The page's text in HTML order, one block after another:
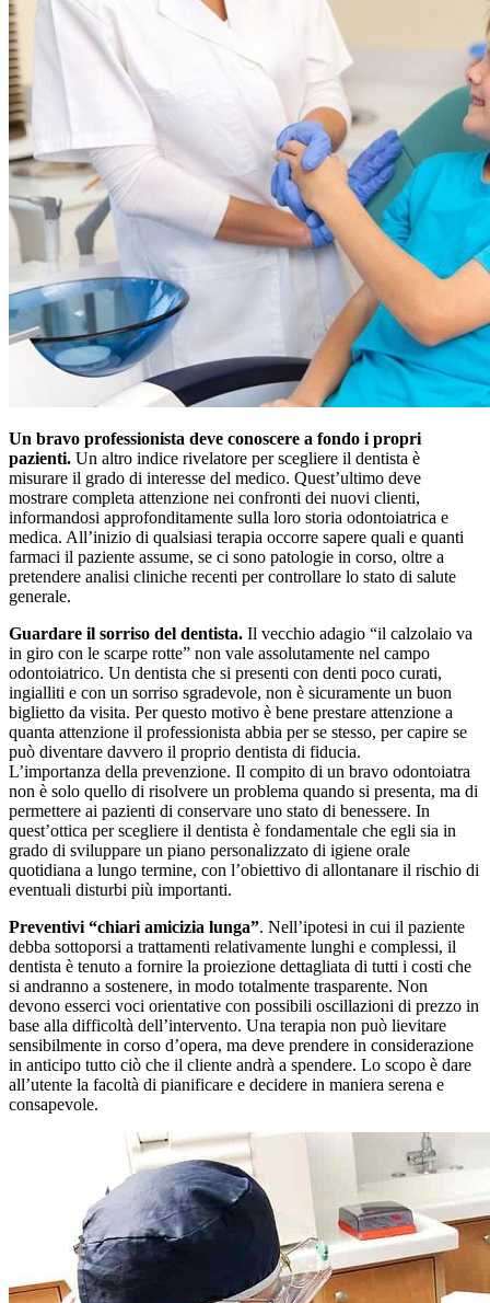
Un bravo professionista deve conoscere a fondo i propri
pazienti. Un altro indice rivelatore per scegliere il dentista è
misurare il grado di interesse del medico. Quest’ultimo deve
mostrare completa attenzione nei confronti dei nuovi clienti,
informandosi approfonditamente sulla loro storia odontoiatrica e
medica. All’inizio di qualsiasi terapia occorre sapere quali e quanti
farmaci il paziente assume, se ci sono patologie in corso, oltre a
pretendere analisi cliniche recenti per controllare lo stato di salute
generale.
Guardare il sorriso del dentista. Il vecchio adagio “il calzolaio va
in giro con le scarpe rotte” non vale assolutamente nel campo
odontoiatrico. Un dentista che si presenti con denti poco curati,
ingialliti e con un sorriso sgradevole, non è sicuramente un buon
biglietto da visita. Per questo motivo è bene prestare attenzione a
quanta attenzione il professionista abbia per se stesso, per capire se
può diventare davvero il proprio dentista di fiducia.
L’importanza della prevenzione. Il compito di un bravo odontoiatra
non è solo quello di risolvere un problema quando si presenta, ma di
permettere ai pazienti di conservare uno stato di benessere. In
quest’ottica per scegliere il dentista è fondamentale che egli sia in
grado di sviluppare un piano personalizzato di igiene orale
quotidiana a lungo termine, con l’obiettivo di allontanare il rischio di
eventuali disturbi più importanti.
Preventivi “chiari amicizia lunga”. Nell’ipotesi in cui il paziente
debba sottoporsi a trattamenti relativamente lunghi e complessi, il
dentista è tenuto a fornire la proiezione dettagliata di tutti i costi che
si andranno a sostenere, in modo totalmente trasparente. Non
devono esserci voci orientative con possibili oscillazioni di prezzo in
base alla difficoltà dell’intervento. Una terapia non può lievitare
sensibilmente in corso d’opera, ma deve prendere in considerazione
in anticipo tutto ciò che il cliente andrà a spendere. Lo scopo è dare
all’utente la facoltà di pianificare e decidere in maniera serena e
consapevole.